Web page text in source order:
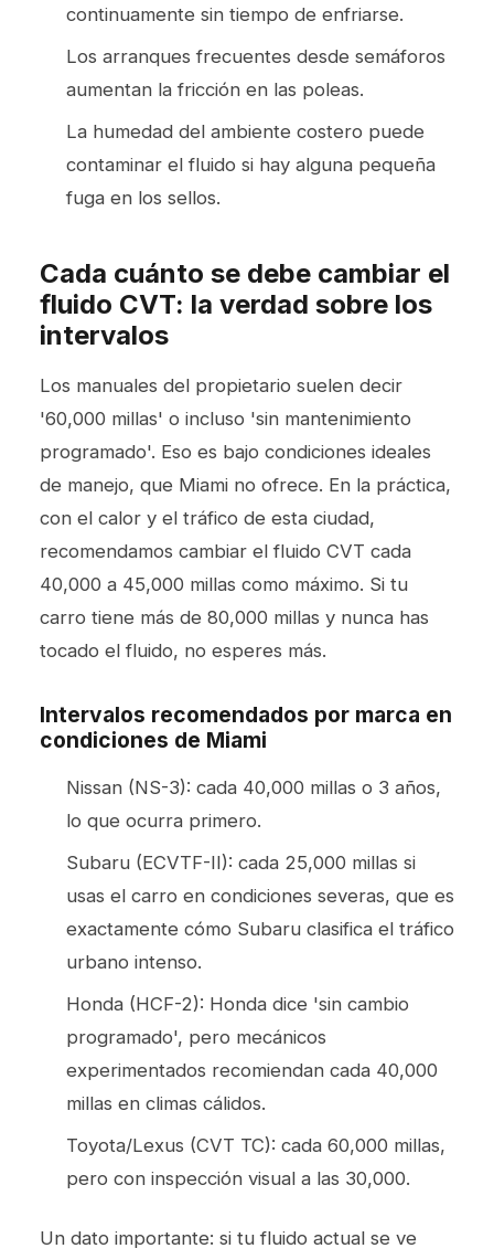
continuamente sin tiempo de enfriarse.
Los arranques frecuentes desde semáforos
aumentan la fricción en las poleas.
La humedad del ambiente costero puede
contaminar el fluido si hay alguna pequeña
fuga en los sellos.
Cada cuánto se debe cambiar el
fluido CVT: la verdad sobre los
intervalos
Los manuales del propietario suelen decir
'60,000 millas' o incluso 'sin mantenimiento
programado'. Eso es bajo condiciones ideales
de manejo, que Miami no ofrece. En la práctica,
con el calor y el tráfico de esta ciudad,
recomendamos cambiar el fluido CVT cada
40,000 a 45,000 millas como máximo. Si tu
carro tiene más de 80,000 millas y nunca has
tocado el fluido, no esperes más.
Intervalos recomendados por marca en
condiciones de Miami
Nissan (NS-3): cada 40,000 millas o 3 años,
lo que ocurra primero.
Subaru (ECVTF-II): cada 25,000 millas si
usas el carro en condiciones severas, que es
exactamente cómo Subaru clasifica el tráfico
urbano intenso.
Honda (HCF-2): Honda dice 'sin cambio
programado', pero mecánicos
experimentados recomiendan cada 40,000
millas en climas cálidos.
Toyota/Lexus (CVT TC): cada 60,000 millas,
pero con inspección visual a las 30,000.
Un dato importante: si tu fluido actual se ve